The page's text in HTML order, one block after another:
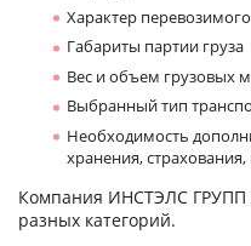
Характер
Габариты партии груза
Вес и объем грузовых
Выбранный тип
Необходимость
хранения,
Компания ИНСТЭЛС ГРУПП
разных категорий.